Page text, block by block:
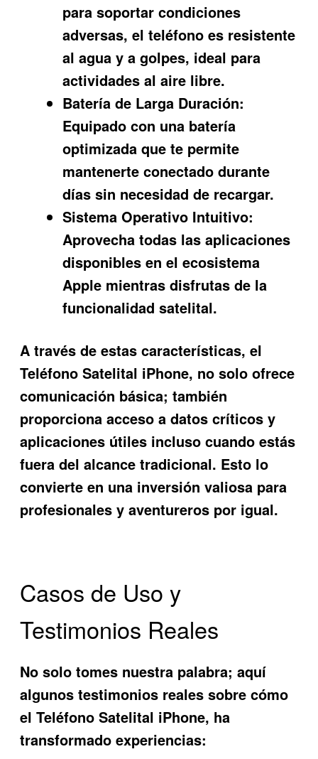
para soportar condiciones
adversas, el teléfono es resistente
al agua y a golpes, ideal para
actividades al aire libre.
Batería de Larga Duración:
Equipado con una batería
optimizada que te permite
mantenerte conectado durante
días sin necesidad de recargar.
Sistema Operativo Intuitivo:
Aprovecha todas las aplicaciones
disponibles en el ecosistema
Apple mientras disfrutas de la
funcionalidad satelital.
A través de estas características, el
Teléfono Satelital iPhone, no solo ofrece
comunicación básica; también
proporciona acceso a datos críticos y
aplicaciones útiles incluso cuando estás
fuera del alcance tradicional. Esto lo
convierte en una inversión valiosa para
profesionales y aventureros por igual.
Casos de Uso y
Testimonios Reales
No solo tomes nuestra palabra; aquí
algunos testimonios reales sobre cómo
elTeléfono Satelital iPhone, ha
transformado experiencias: